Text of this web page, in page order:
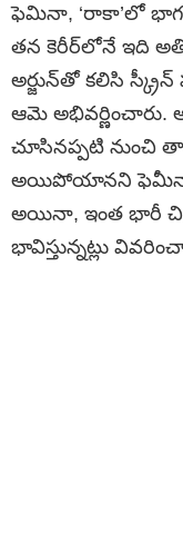
ఫెమినా, ‘రాకా’లో భాగం
తన కెరీర్‌లోనే ఇది
అర్జున్‌తో కలిసి
ఆమె అభివర్ణించారు.
చూసినప్పటి నుంచి
అయిపోయానని ఫెమీనా
అయినా, ఇంత భారీ
భావిస్తున్నట్లు